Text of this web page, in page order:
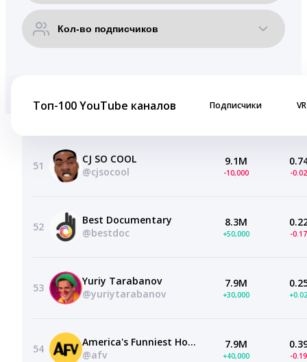
Топ-100 YouTube каналов Подписчики VR
51
CJ SO COOL
@cjsocool
9.1M
-10,000 -
52
Best Documentary
@bestdoc
8.3M
+50,000 -
53
Yuriy Tarabanov
@yuriytarabanov
7.9M
+30,000
54
America's Funniest Home Videos
@afv
7.9M
+40,000 -